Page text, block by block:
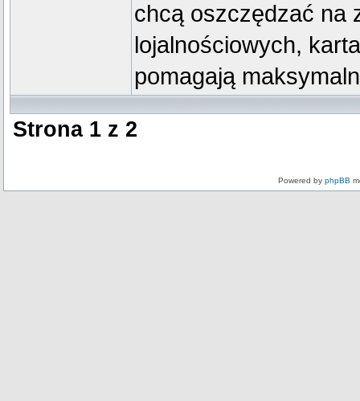
chcą oszczędzać na
lojalnościowych,
pomagają
Strona 1 z 2
Powered by phpBB